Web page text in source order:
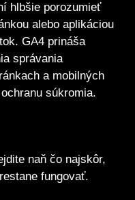
hlbšie porozumieť
alebo aplikáciou
GA4 prináša
správania
a mobilných
súkromia.
naň čo najskôr,
fungovať.